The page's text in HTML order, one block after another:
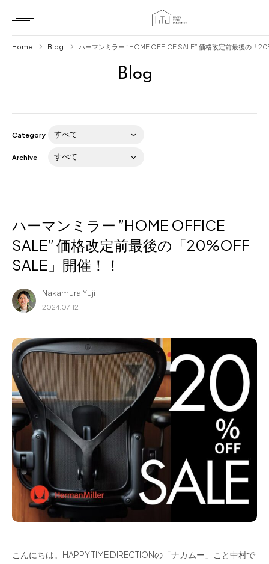
Blog
About us
for Business
Recruit
フラッグシップストア
0965-52-0323
熊本店
096-274-8175
Arv
0965-45-9282
Blog
Home Blog ハーマンミラー ”HOME OFFICE SALE” 価格改定前最後の「
Category
Archive
ハーマンミラー ”HOME OFFICE
SALE” 価格改定前最後の「20%OFF
SALE」開催！！
Nakamura Yuji
2024.07.12
こんにちは。HAPPY TIME DIRECTIONの「ナカムー」こと中村で